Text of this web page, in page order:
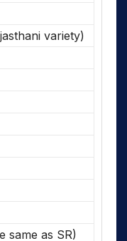
variety)
same as SR)